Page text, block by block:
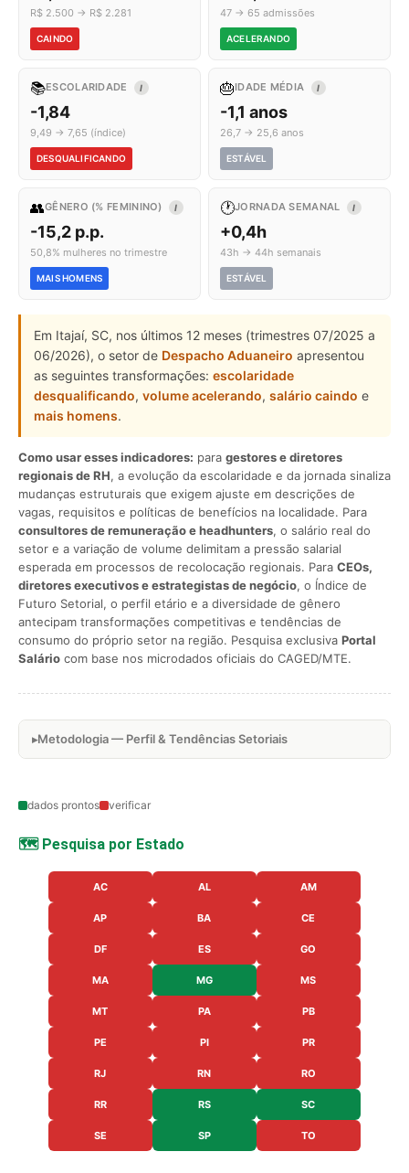
R$ 2.500 → R$ 2.281
CAINDO
47 → 65 admissões
ACELERANDO
📚ESCOLARIDADE I
-1,84
9,49 → 7,65 (índice)
DESQUALIFICANDO
🎂IDADE MÉDIA I
-1,1 anos
26,7 → 25,6 anos
ESTÁVEL
👥GÊNERO (% FEMININO) I
-15,2 p.p.
50,8% mulheres no trimestre
MAIS HOMENS
🕐JORNADA SEMANAL I
+0,4h
43h → 44h semanais
ESTÁVEL
Em Itajaí, SC, nos últimos 12 meses (trimestres 07/2025 a
06/2026), o setor de Despacho Aduaneiro apresentou
as seguintes transformações: escolaridade
desqualificando, volume acelerando, salário caindo e
mais homens.
Como usar esses indicadores: para gestores e diretores
regionais de RH, a evolução da escolaridade e da jornada sinaliza
mudanças estruturais que exigem ajuste em descrições de
vagas, requisitos e políticas de benefícios na localidade. Para
consultores de remuneração e headhunters, o salário real do
setor e a variação de volume delimitam a pressão salarial
esperada em processos de recolocação regionais. Para CEOs,
diretores executivos e estrategistas de negócio, o Índice de
Futuro Setorial, o perfil etário e a diversidade de gênero
antecipam transformações competitivas e tendências de
consumo do próprio setor na região. Pesquisa exclusiva Portal
Salário com base nos microdados oficiais do CAGED/MTE.
Metodologia — Perfil & Tendências Setoriais
dados prontos verificar
🗺️ Pesquisa por Estado
AC AL AM
AP BA CE
DF ES GO
MA MG MS
MT PA PB
PE PI PR
RJ RN RO
RR RS SC
SE SP TO